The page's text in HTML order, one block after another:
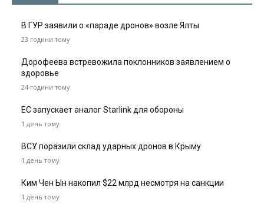
В ГУР заявили о «параде дронов» возле Ялты
23 години тому
Дорофеева встревожила поклонников заявлением о
здоровье
24 години тому
ЕС запускает аналог Starlink для обороны
1 день тому
ВСУ поразили склад ударных дронов в Крыму
1 день тому
Ким Чен Ын накопил $22 млрд несмотря на санкции
1 день тому